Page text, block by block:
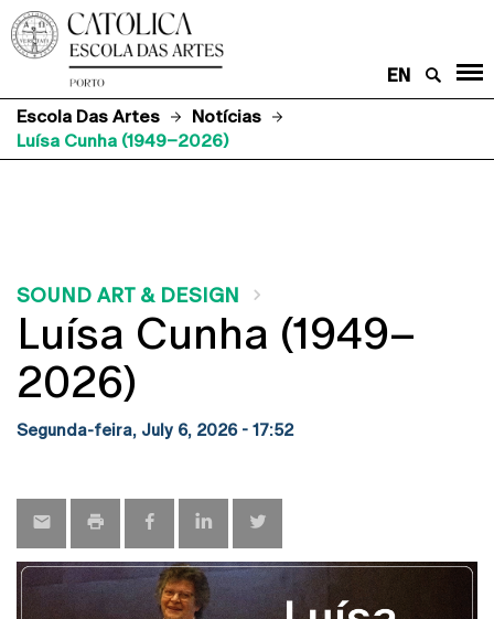
EN
Escola Das Artes
Notícias
Luísa Cunha (1949–2026)
SOUND ART & DESIGN
Luísa Cunha (1949–
2026)
Segunda-feira, July 6, 2026 - 17:52